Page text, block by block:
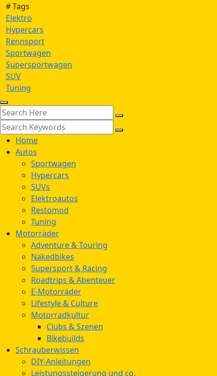
# Tags
Elektro
Hypercars
Rennsport
Sportwagen
Supersportwagen
SUV
Tuning
Home
Autos
Sportwagen
Hypercars
SUVs
Elektroautos
Restomod
Tuning
Motorräder
Adventure & Touring
Nakedbikes
Supersport & Racing
Roadtrips & Abenteuer
E-Motorräder
Lifestyle & Culture
Motorradkultur
Clubs & Szenen
Bikebuilds
Schrauberwissen
DIY-Anleitungen
Leistungssteigerung und co.